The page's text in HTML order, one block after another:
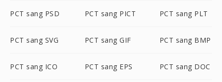
PCT sang PSD PCT sang PICT PCT sang PLT
PCT sang SVG PCT sang GIF PCT sang BMP
PCT sang ICO PCT sang EPS PCT sang DOC